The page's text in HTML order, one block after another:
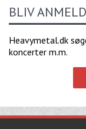
BLIV
Heavymetal.dk
koncerter m.m.